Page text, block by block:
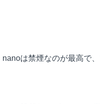
は禁煙なのが最高で